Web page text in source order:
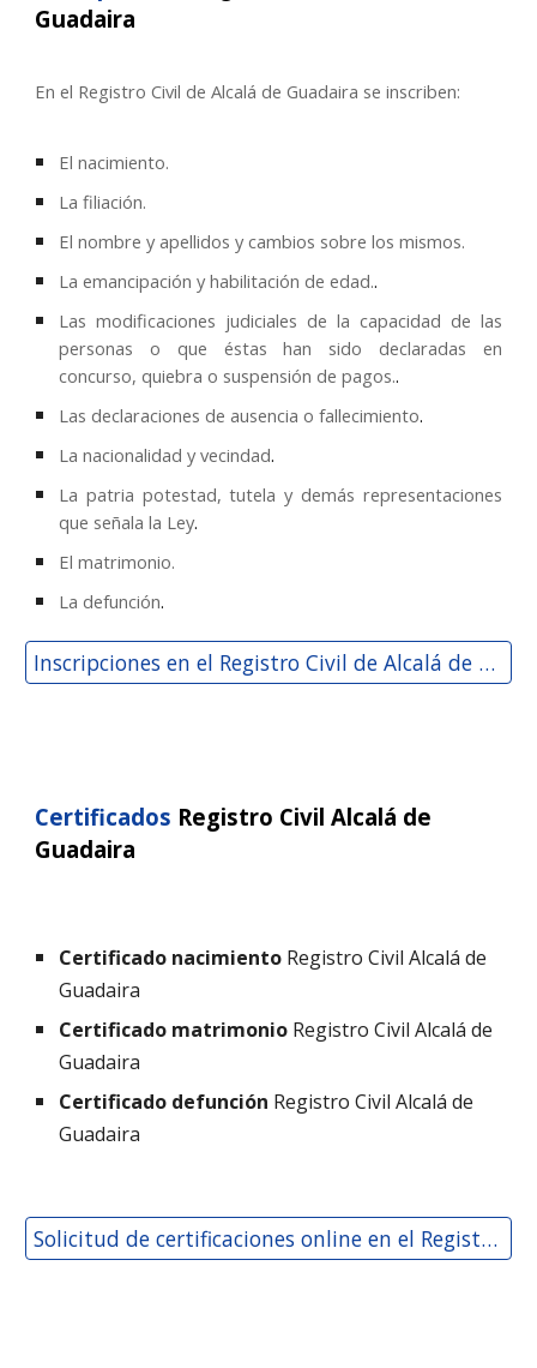
Guadaira
En el Registro Civil deAlcalá de Guadaira se inscriben:
El nacimiento.
La filiación.
El nombre y apellidos y cambios sobre los mismos.
La emancipación y habilitación de edad..
Las modificaciones judiciales de la capacidad de las
personas o que éstas han sido declaradas en
concurso, quiebra o suspensión de pagos..
Las declaraciones de ausencia o fallecimiento.
La nacionalidad y vecindad.
La patria potestad, tutela y demás representaciones
que señala la Ley.
El matrimonio.
La defunción.
Inscripciones en el Registro Civil de Alcalá de Guadaira
Certificados Registro CivilAlcalá de
Guadaira
Certificado nacimiento Registro CivilAlcalá de
Guadaira
Certificado matrimonio Registro CivilAlcalá de
Guadaira
Certificado defunción Registro CivilAlcalá de
Guadaira
Solicitud de certificaciones online en el Registro Civil de Alcalá de Guadaira